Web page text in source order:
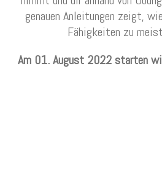
genauen Anleitungen zeigt,
Fähigkeiten zu
Am 01. August 2022 starten